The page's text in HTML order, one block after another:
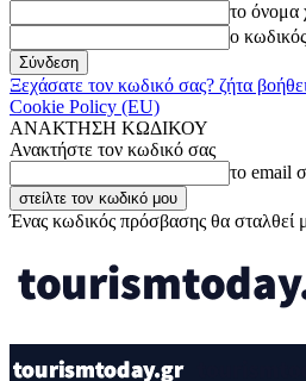
το όνομα
ο
Ξεχάσατε τον κωδικό σας? ζήτα
Cookie Policy (EU)
ΑΝΑΚΤΗΣΗ ΚΩΔΙΚΟΥ
Ανακτήστε τον κωδικό σας
το email
Ένας κωδικός πρόσβασης θα σταλθεί